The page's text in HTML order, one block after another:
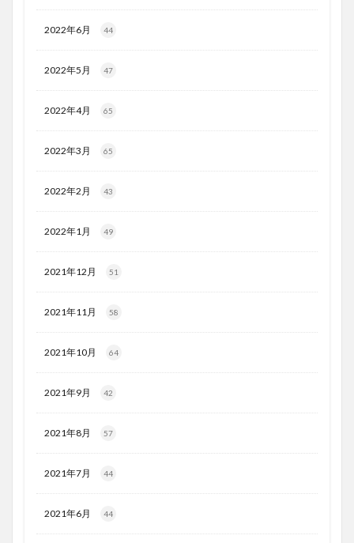
2022年6月 44
2022年5月 47
2022年4月 65
2022年3月 65
2022年2月 43
2022年1月 49
2021年12月 51
2021年11月 58
2021年10月 64
2021年9月 42
2021年8月 57
2021年7月 44
2021年6月 44